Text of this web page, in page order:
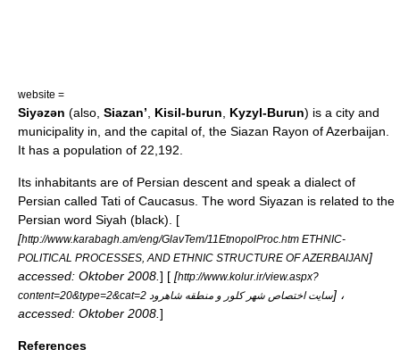
website =
Siyəzən (also, Siazan’ Kisil-burun Kyzyl-Burun) is a city and
municipality in, and the capital of, the Siazan Rayon ofAzerbaijan
It has a population of 22,192.
Its inhabitants are of Persian descent and speak a dialect of
Persian called Tati of Caucasus. The word Siyazan is related to the
Persian word Siyah (black). [
[http://www.karabagh.am/eng/GlavTem/11EtnopolProc.htm ETHNIC-
POLITICAL PROCESSES, AND ETHNIC STRUCTURE OF AZERBAIJAN]
accessed: Oktober 2008. ] [ [http://www.kolur.ir/view.aspx?
content=20&type=2&cat=2 سایت اختصاص شهر کلور و منطقه شاهرود] ،
accessed: Oktober 2008. ]
References